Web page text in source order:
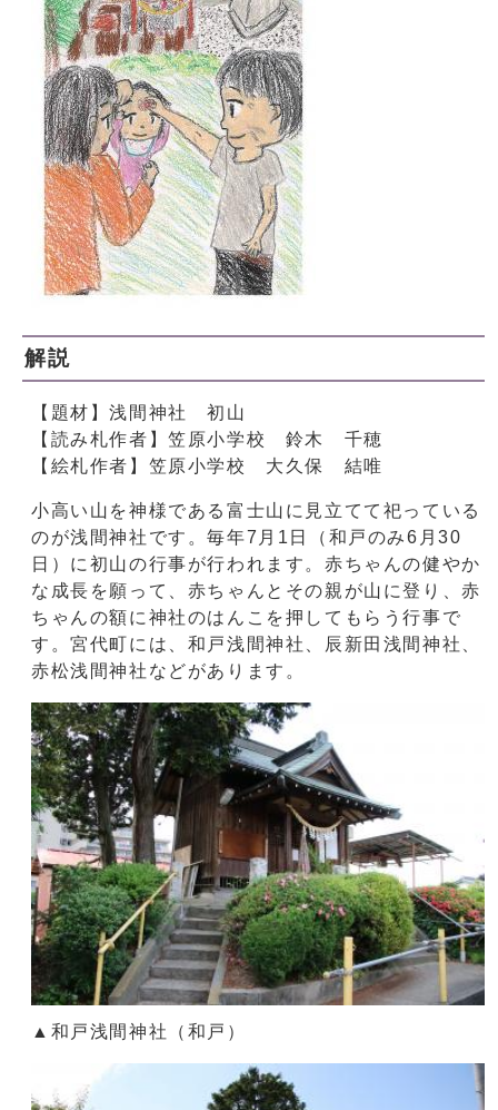
解説
【題材】浅間神社 初山
【読み札作者】笠原小学校 鈴木 千穂
【絵札作者】笠原小学校 大久保 結唯
小高い山を神様である富士山に見立てて祀っている
のが浅間神社です。毎年7月1日（和戸のみ6月30
日）に初山の行事が行われます。赤ちゃんの健やか
な成長を願って、赤ちゃんとその親が山に登り、赤
ちゃんの額に神社のはんこを押してもらう行事で
す。宮代町には、和戸浅間神社、辰新田浅間神社、
赤松浅間神社などがあります。
▲和戸浅間神社（和戸）